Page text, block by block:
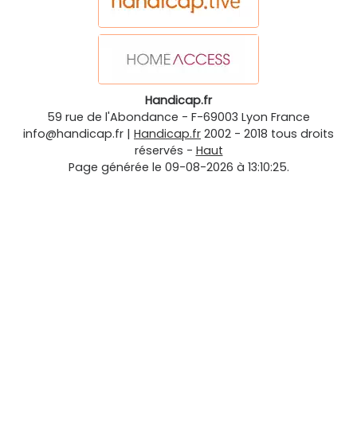
Handicap.fr
59 rue de l'Abondance - F-69003 Lyon France
info@handicap.fr | Handicap.fr 2002 - 2018 tous droits
réservés - Haut
Page générée le 09-08-2026 à 13:10:25.